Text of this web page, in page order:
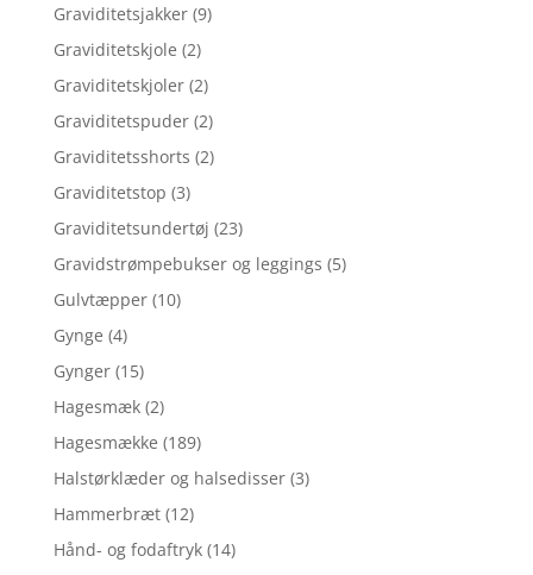
Graviditetsjakker (9)
Graviditetskjole (2)
Graviditetskjoler (2)
Graviditetspuder (2)
Graviditetsshorts (2)
Graviditetstop (3)
Graviditetsundertøj (23)
Gravidstrømpebukser og leggings (5)
Gulvtæpper (10)
Gynge (4)
Gynger (15)
Hagesmæk (2)
Hagesmække (189)
Halstørklæder og halsedisser (3)
Hammerbræt (12)
Hånd- og fodaftryk (14)